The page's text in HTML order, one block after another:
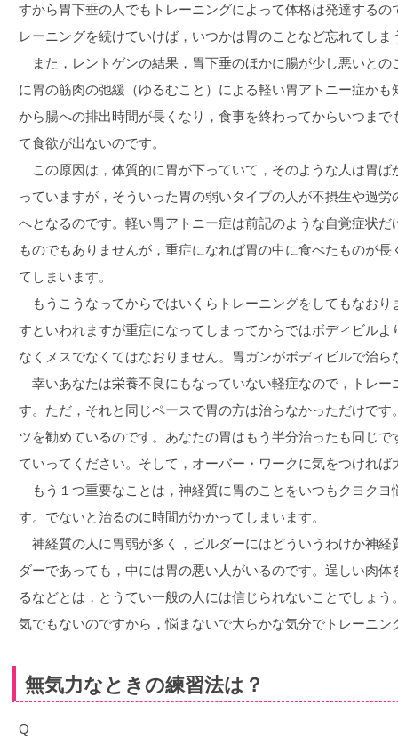
すから胃下垂の人でもトレーニングによって体格は発達する
レーニングを続けていけば，いつかは胃のことなど忘れてしま
また，レントゲンの結果，胃下垂のほかに腸が少し悪いとの
に胃の筋肉の弛緩（ゆるむこと）による軽い胃アトニー症か
から腸への排出時間が長くなり，食事を終わってからいつま
て食欲が出ないのです。
この原因は，体質的に胃が下っていて，そのような人は胃ば
っていますが，そういった胃の弱いタイプの人が不摂生や過
へとなるのです。軽い胃アトニー症は前記のような自覚症状
ものでもありませんが，重症になれば胃の中に食べたものが
てしまいます。
もうこうなってからではいくらトレーニングをしてもなおり
すといわれますが重症になってしまってからではボディビル
なくメスでなくてはなおりません。胃ガンがボディビルで治
幸いあなたは栄養不良にもなっていない軽症なので，トレー
す。ただ，それと同じペースで胃の方は治らなかっただけで
ツを勧めているのです。あなたの胃はもう半分治ったも同じ
ていってください。そして，オーバー・ワークに気をつければ
もう１つ重要なことは，神経質に胃のことをいつもクヨクヨ
す。でないと治るのに時間がかかってしまいます。
神経質の人に胃弱が多く，ビルダーにはどういうわけか神経
ダーであっても，中には胃の悪い人がいるのです。逞しい肉
るなどとは，とうてい一般の人には信じられないことでしょ
気でもないのですから，悩まないで大らかな気分でトレーニン
無気力なときの練習法は？
Q